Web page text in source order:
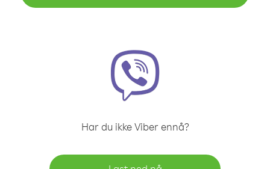
Har du ikke Viber ennå?